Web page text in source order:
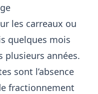
les carreaux ou
quelques mois
plusieurs années.
sont l’absence
fractionnement